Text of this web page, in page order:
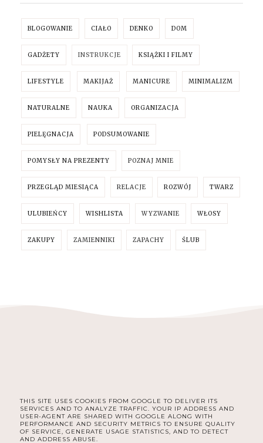
BLOGOWANIE CIAŁO DENKO DOM
GADŻETY INSTRUKCJE KSIĄŻKI I FILMY
LIFESTYLE MAKIJAŻ MANICURE MINIMALIZM
NATURALNE NAUKA ORGANIZACJA
PIELĘGNACJA PODSUMOWANIE
POMYSŁY NA PREZENTY POZNAJ MNIE
PRZEGLĄD MIESIĄCA RELACJE ROZWÓJ TWARZ
ULUBIEŃCY WISHLISTA WYZWANIE WŁOSY
ZAKUPY ZAMIENNIKI ZAPACHY ŚLUB
FACEBOOK INSTAGRAM
THIS SITE USES COOKIES FROM GOOGLE TO DELIVER ITS
SERVICES AND TO ANALYZE TRAFFIC. YOUR IP ADDRESS AND
USER-AGENT ARE SHARED WITH GOOGLE ALONG WITH
PERFORMANCE AND SECURITY METRICS TO ENSURE QUALITY
OF SERVICE, GENERATE USAGE STATISTICS, AND TO DETECT
AND ADDRESS ABUSE.